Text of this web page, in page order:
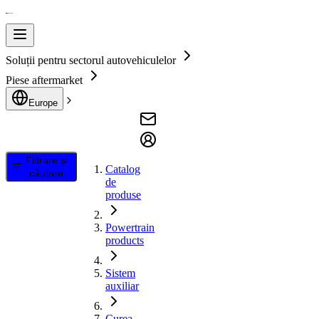
Soluții pentru sectorul autovehiculelor
Piese aftermarket
Europe
Filtrare și
căutare
Catalog
de
produse
Powertrain
products
Sistem
auxiliar